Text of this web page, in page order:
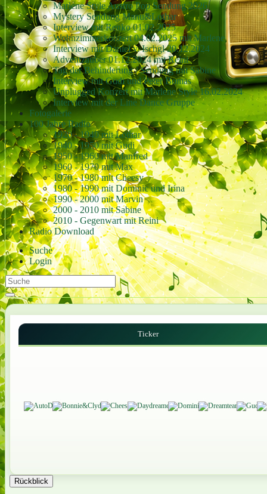
Marlene Style Austro Pop Sendung 2026
Mystery Sendung Manu&Lothar
Interview mit Renko 01.02.2025
Wohnzimmerkonzert 04.02.2025 mit Marlene
Interview mit Daniel v. Ischgl 20.12.2024
Adventzauber 01.12.2024 mit Reini
Tag der Behinderung / Sendung mit Sabine
Interview mit Gudi und Peter Bomas
Unplugged Konzert mit Marlene Style 16.02.2024
Interview mit der Line Dance Gruppe
Fotogalerie
100 Jahre Radio
1920 - 1940 mit Lothar
1940 - 1950 mit Gudi
1950 - 1960 mit Manfred
1960 - 1970 mit Max
1970 - 1980 mit Cheesy
1980 - 1990 mit Dominic und Irina
1990 - 2000 mit Marvin
2000 - 2010 mit Sabine
2010 - Gegenwart mit Reini
Radio Download
Suche
Login
Ticker
Rückblick